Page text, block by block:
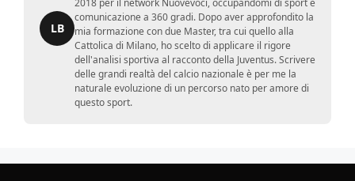
LB
comunicazione a 360 gradi. Dopo aver approfondito la
mia formazione con due Master, tra cui quello alla
Cattolica di Milano, ho scelto di applicare il rigore
dell'analisi sportiva al racconto della Juventus. Scrivere
delle grandi realtà del calcio nazionale è per me la
naturale evoluzione di un percorso nato per amore di
questo sport.